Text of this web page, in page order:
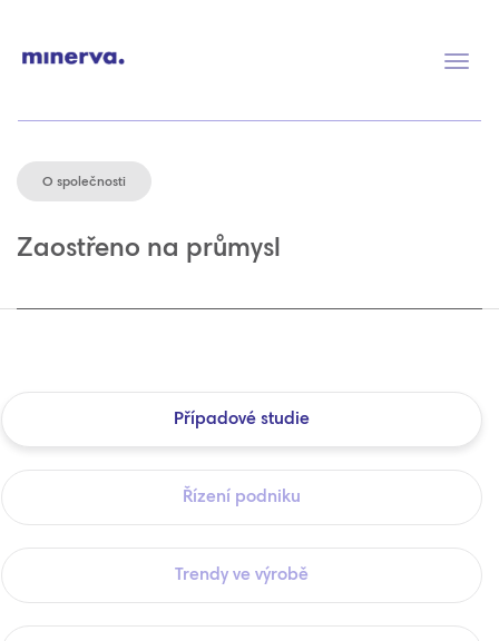
O společnosti
Zaostřeno na průmysl
Případové studie
Řízení podniku
Trendy ve výrobě